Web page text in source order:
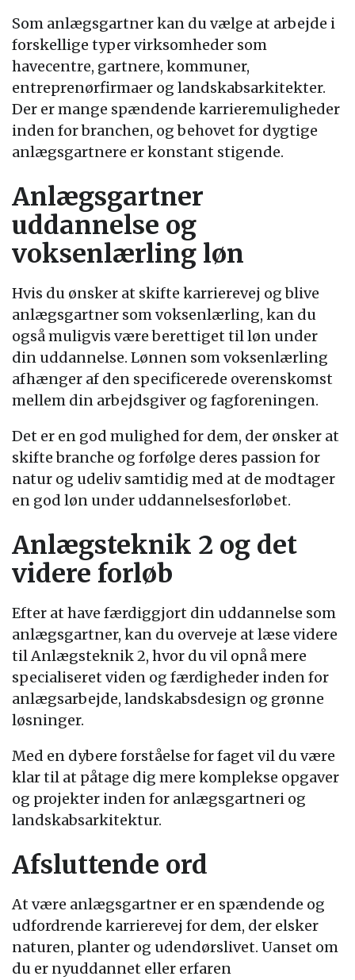
Som anlægsgartner kan du vælge at arbejde i
forskellige typer virksomheder som
havecentre, gartnere, kommuner,
entreprenørfirmaer og landskabsarkitekter.
Der er mange spændende karrieremuligheder
inden for branchen, og behovet for dygtige
anlægsgartnere er konstant stigende.
Anlægsgartner
uddannelse og
voksenlærling løn
Hvis du ønsker at skifte karrierevej og blive
anlægsgartner som voksenlærling, kan du
også muligvis være berettiget til løn under
din uddannelse. Lønnen som voksenlærling
afhænger af den specificerede overenskomst
mellem din arbejdsgiver og fagforeningen.
Det er en god mulighed for dem, der ønsker at
skifte branche og forfølge deres passion for
natur og udeliv samtidig med at de modtager
en god løn under uddannelsesforløbet.
Anlægsteknik 2 og det
videre forløb
Efter at have færdiggjort din uddannelse som
anlægsgartner, kan du overveje at læse videre
til Anlægsteknik 2, hvor du vil opnå mere
specialiseret viden og færdigheder inden for
anlægsarbejde, landskabsdesign og grønne
løsninger.
Med en dybere forståelse for faget vil du være
klar til at påtage dig mere komplekse opgaver
og projekter inden for anlægsgartneri og
landskabsarkitektur.
Afsluttende ord
At være anlægsgartner er en spændende og
udfordrende karrierevej for dem, der elsker
naturen, planter og udendørslivet. Uanset om
du er nyuddannet eller erfaren